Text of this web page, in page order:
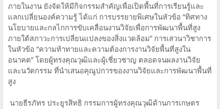
ภายในงาน ยังจัดให้มีกิจกรรมสำคัญเพื่อเปิดพื้นที่การเรียนรู้และ
แลกเปลี่ยนองค์ความรู้ ได้แก่ การบรรยายพิเศษในหัวข้อ “ทิศทาง
นโยบายและกลไกการขับเคลื่อนงานวิจัยเพื่อการพัฒนาพื้นที่สูง
ภายใต้สภาวะการเปลี่ยนแปลงของสิ่งแวดล้อม” การเสวนาวิชาการ
ในหัวข้อ “ความท้าทายและความต้องการงานวิจัยพื้นที่สูงใน
อนาคต” โดยผู้ทรงคุณวุฒิและผู้เชี่ยวชาญ ตลอดจนผลงานวิจัย
และนวัตกรรม ที่นำเสนอคุณูปการของงานวิจัยและการพัฒนาพื้นที่
สูง
นายธีรภัทร ประยูรสิทธิ กรรมการผู้ทรงคุณวุฒิด้านการเกษตร